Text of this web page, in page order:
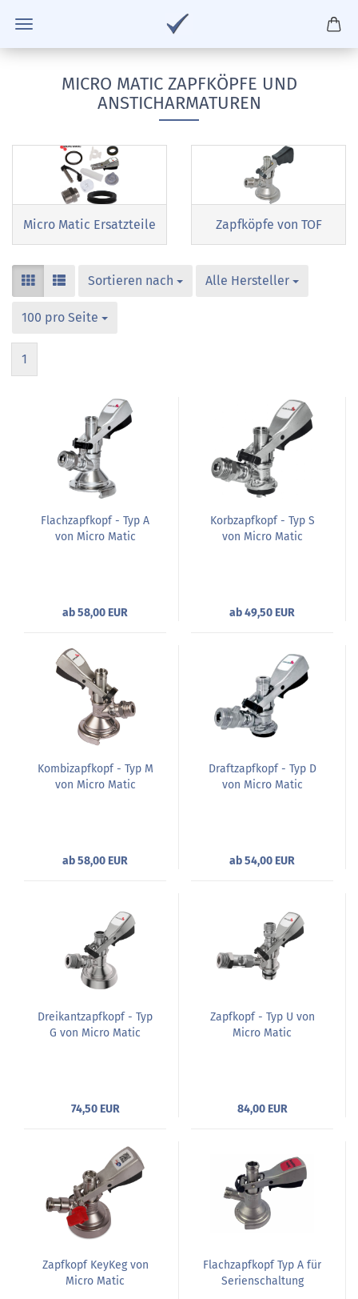
MICRO MATIC ZAPFKÖPFE UND
ANSTICHARMATUREN
Micro Matic Ersatzteile Zapfköpfe von TOF
Sortieren nach Alle Hersteller
100 pro Seite
1
Flachzapfkopf - Typ A
von Micro Matic
ab 58,00 EUR
Korbzapfkopf - Typ S
von Micro Matic
ab 49,50 EUR
Kombizapfkopf - Typ M
von Micro Matic
ab 58,00 EUR
Draftzapfkopf - Typ D
von Micro Matic
ab 54,00 EUR
Dreikantzapfkopf - Typ
G von Micro Matic
74,50 EUR
Zapfkopf - Typ U von
Micro Matic
84,00 EUR
Zapfkopf KeyKeg von
Micro Matic
Flachzapfkopf Typ A für
Serienschaltung